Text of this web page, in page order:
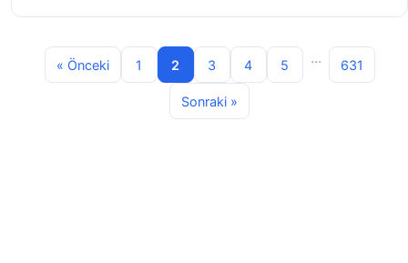
« Önceki 1 2 3 4 5 ... 631
Sonraki »